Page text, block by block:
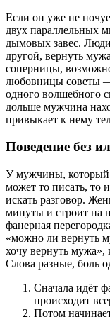
Если он уже не
двух параллельных
дымовых завес.
другой, вернуть
соперницы,
любовницы советы —
одного волшебного
дольше мужчина
привыкает к нему
Поведение без
У мужчины, который
может то писать, то
искать разговор.
минуты и строит на
фанерная
«можно ли вернуть
хочу вернуть
Слова разные, боль
Сначала идёт
происходит
Потом